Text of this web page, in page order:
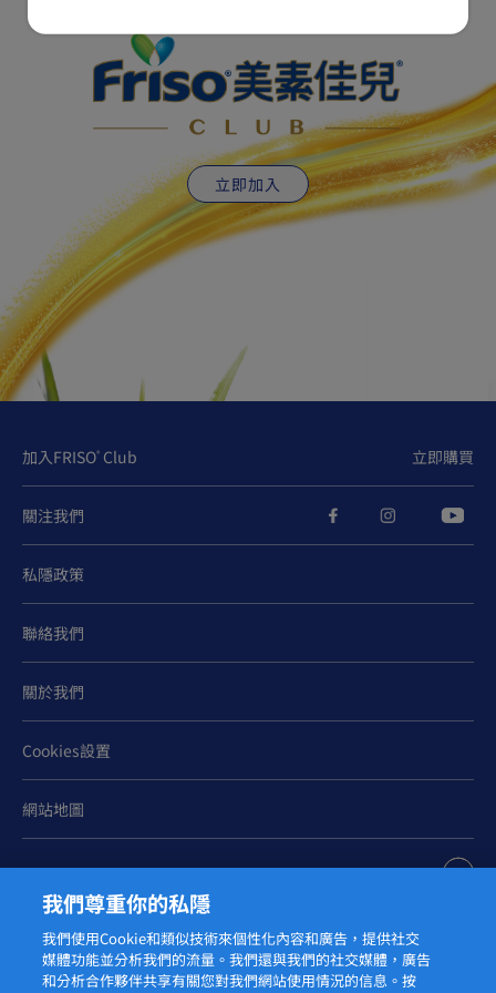
立即加入
加入FRISO® Club 立即購買
關注我們
私隱政策
聯絡我們
關於我們
Cookies設置
網站地圖
© 2026 菲
我們尊重你的私隱
我們使用Cookie和類似技術來個性化內容和廣告，提供社交
媒體功能並分析我們的流量。我們還與我們的社交媒體，廣告
和分析合作夥伴共享有關您對我們網站使用情況的信息。按